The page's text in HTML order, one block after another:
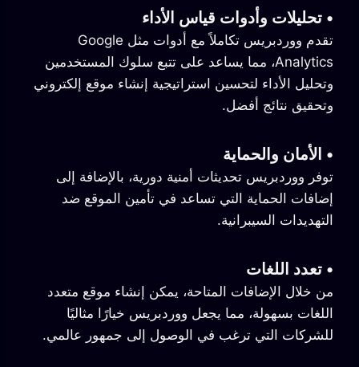
• تحليلات وأدوات قياس الأداء
تقدم ووردبريس تكاملاً مع أدوات مثل Google
Analytics، مما يساعد على تتبع سلوك المستخدمين
وتحليل الأداء لتحسين استراتيجية إنشاء موقع إلكتروني
وتحقيق نتائج أفضل.
• الأمان والحماية
توفر ووردبريس تحديثات أمنية دورية، بالإضافة إلى
إضافات الحماية التي تساعد في تأمين الموقع ضد
التهديدات السيبرانية.
• تعدد اللغات
من خلال الإضافات المتاحة، يمكن إنشاء موقع متعدد
اللغات بسهولة، مما يجعل ووردبريس خيارًا مثاليًا
للشركات التي ترغب في الوصول إلى جمهور عالمي.